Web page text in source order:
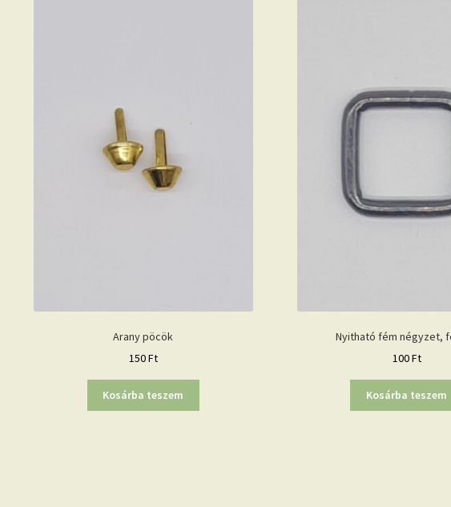
Arany pöcök
150Ft
Kosárba teszem
Nyitható fém négyzet,
100Ft
Kosárba teszem